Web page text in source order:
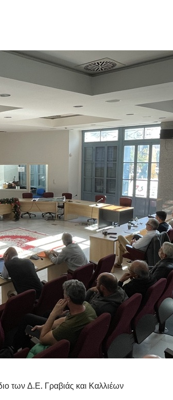
των Δ.Ε. Γραβιάς και Καλλιέων